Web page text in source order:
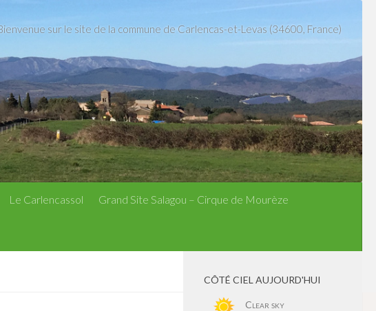
sur le site de la commune de Carlencas-et-Levas (34600, France)
Le Carlencassol Grand Site Salagou – Cirque de Mourèze
CÔTÉ CIEL AUJOURD'HUI
Clear sky